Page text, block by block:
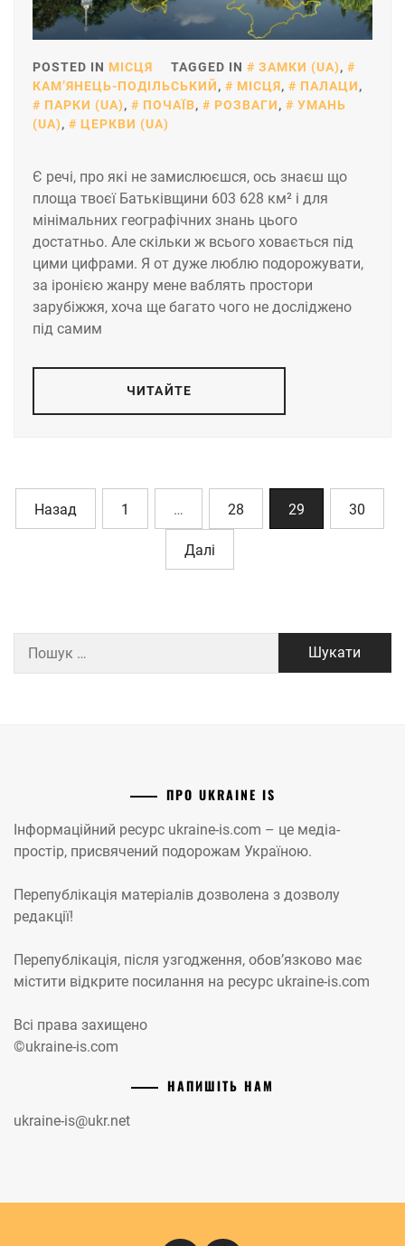
POSTED IN МІСЦЯ TAGGED IN ЗАМКИ (UA),
КАМ’ЯНЕЦЬ-ПОДІЛЬСЬКИЙ, МІСЦЯ, ПАЛАЦИ,
ПАРКИ (UA), ПОЧАЇВ, РОЗВАГИ,
УМАНЬ
(UA), ЦЕРКВИ (UA)
Є речі, про які не замислюєшся, ось знаєш що
площа твоєї Батьківщини 603 628 км² і для
мінімальних географічних знань цього
достатньо. Але скільки ж всього ховається під
цими цифрами. Я от дуже люблю подорожувати,
за іронією жанру мене ваблять простори
зарубіжжя, хоча ще багато чого не досліджено
під самим
ЧИТАЙТЕ
Назад 1 … 28 29 30
Далі
ПРО UKRAINE IS
Інформаційний ресурс ukraine-is.com – це медіа-
простір, присвячений подорожам Україною.
Перепублікація матеріалів дозволена з дозволу
редакції!
Перепублікація, після узгодження, обов’язково має
містити відкрите посилання на ресурс ukraine-is.com
Всі права захищено
©ukraine-is.com
НАПИШІТЬ НАМ
ukraine-is@ukr.net